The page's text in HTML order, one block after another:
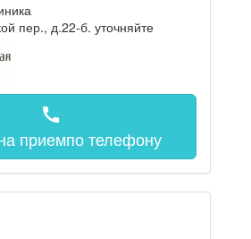
пер., д.22-б. уточняйте
call
приемпо телефону